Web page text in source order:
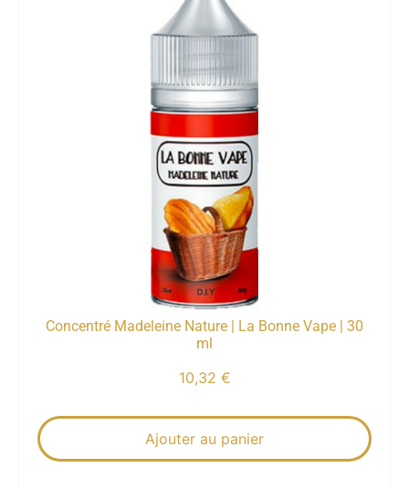
Concentré Madeleine Nature | La Bonne Vape | 30
ml
10,32 €
Ajouter au panier